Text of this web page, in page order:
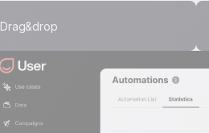
Drag&drop